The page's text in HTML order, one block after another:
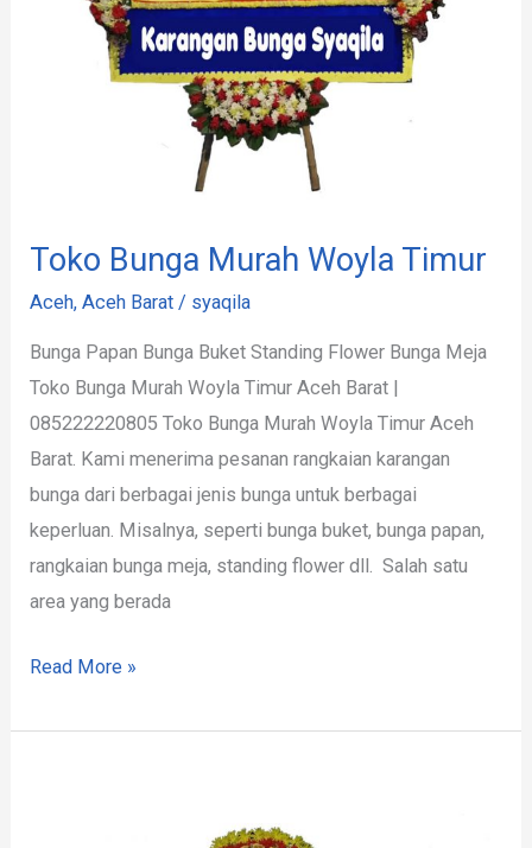
Toko Bunga Murah Woyla Timur
Aceh,Aceh Barat / syaqila
Bunga Papan Bunga Buket Standing Flower Bunga Meja
Toko Bunga Murah Woyla Timur Aceh Barat |
085222220805 Toko Bunga Murah Woyla Timur Aceh
Barat. Kami menerima pesanan rangkaian karangan
bunga dari berbagai jenis bunga untuk berbagai
keperluan. Misalnya, seperti bunga buket, bunga papan,
rangkaian bunga meja, standing flower dll. Salah satu
area yang berada
Read More »